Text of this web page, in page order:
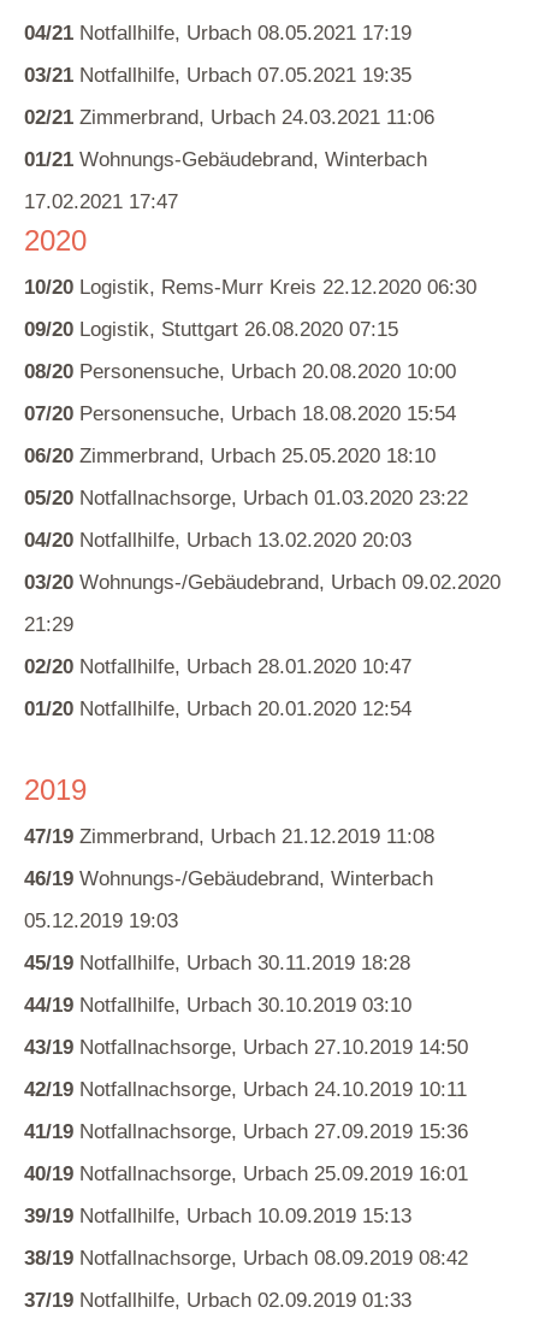
04/21 Notfallhilfe, Urbach 08.05.2021 17:19
03/21 Notfallhilfe, Urbach 07.05.2021 19:35
02/21 Zimmerbrand, Urbach 24.03.2021 11:06
01/21 Wohnungs-Gebäudebrand, Winterbach
17.02.2021 17:47
2020
10/20 Logistik, Rems-Murr Kreis 22.12.2020 06:30
09/20 Logistik, Stuttgart 26.08.2020 07:15
08/20 Personensuche, Urbach 20.08.2020 10:00
07/20 Personensuche, Urbach 18.08.2020 15:54
06/20 Zimmerbrand, Urbach 25.05.2020 18:10
05/20 Notfallnachsorge, Urbach 01.03.2020 23:22
04/20 Notfallhilfe, Urbach 13.02.2020 20:03
03/20 Wohnungs-/Gebäudebrand, Urbach 09.02.2020
21:29
02/20 Notfallhilfe, Urbach 28.01.2020 10:47
01/20 Notfallhilfe, Urbach 20.01.2020 12:54
2019
47/19 Zimmerbrand, Urbach 21.12.2019 11:08
46/19 Wohnungs-/Gebäudebrand, Winterbach
05.12.2019 19:03
45/19 Notfallhilfe, Urbach 30.11.2019 18:28
44/19 Notfallhilfe, Urbach 30.10.2019 03:10
43/19 Notfallnachsorge, Urbach 27.10.2019 14:50
42/19 Notfallnachsorge, Urbach 24.10.2019 10:11
41/19 Notfallnachsorge, Urbach 27.09.2019 15:36
40/19 Notfallnachsorge, Urbach 25.09.2019 16:01
39/19 Notfallhilfe, Urbach 10.09.2019 15:13
38/19 Notfallnachsorge, Urbach 08.09.2019 08:42
37/19 Notfallhilfe, Urbach 02.09.2019 01:33